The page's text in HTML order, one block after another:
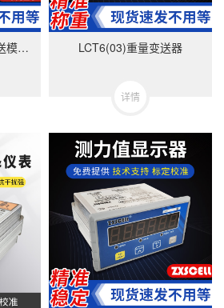
DZM-X1卡轨式称重变送模块-美国中克塞尔品牌 LCT6(03)重量变送器
详情